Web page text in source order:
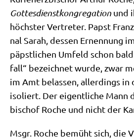
Got­tes­dienst­kon­gre­ga­ti­on und
höch­ster Ver­tre­ter. Papst
nal Sarah, des­sen Ernen­nung
päpst­li­chen Umfeld schon
fall“ bezeich­net wur­de, zwar
im Amt belas­sen, aller­dings in
iso­liert. Der eigent­li­che Mann
bi­schof Roche und nicht der
Msgr. Roche bemüht sich, die